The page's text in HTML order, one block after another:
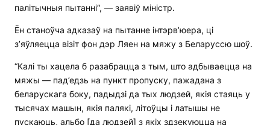
палітычныя пытанні“, — заявіў міністр.
Ён станоўча адказаў на пытанне інтэрв’юера, ці
з’яўляецца візіт фон дэр Ляен на мяжу з Беларуссю шоў.
“Калі ты хацела б разабрацца з тым, што адбываецца на
мяжы — пад’едзь на пункт пропуску, пажадана з
беларускага боку, падыдзі да тых людзей, якія стаяць у
тысячах машын, якія палякі, літоўцы і латышы не
пускаюць, альбо [да людзей] з якіх здзекуюцца на